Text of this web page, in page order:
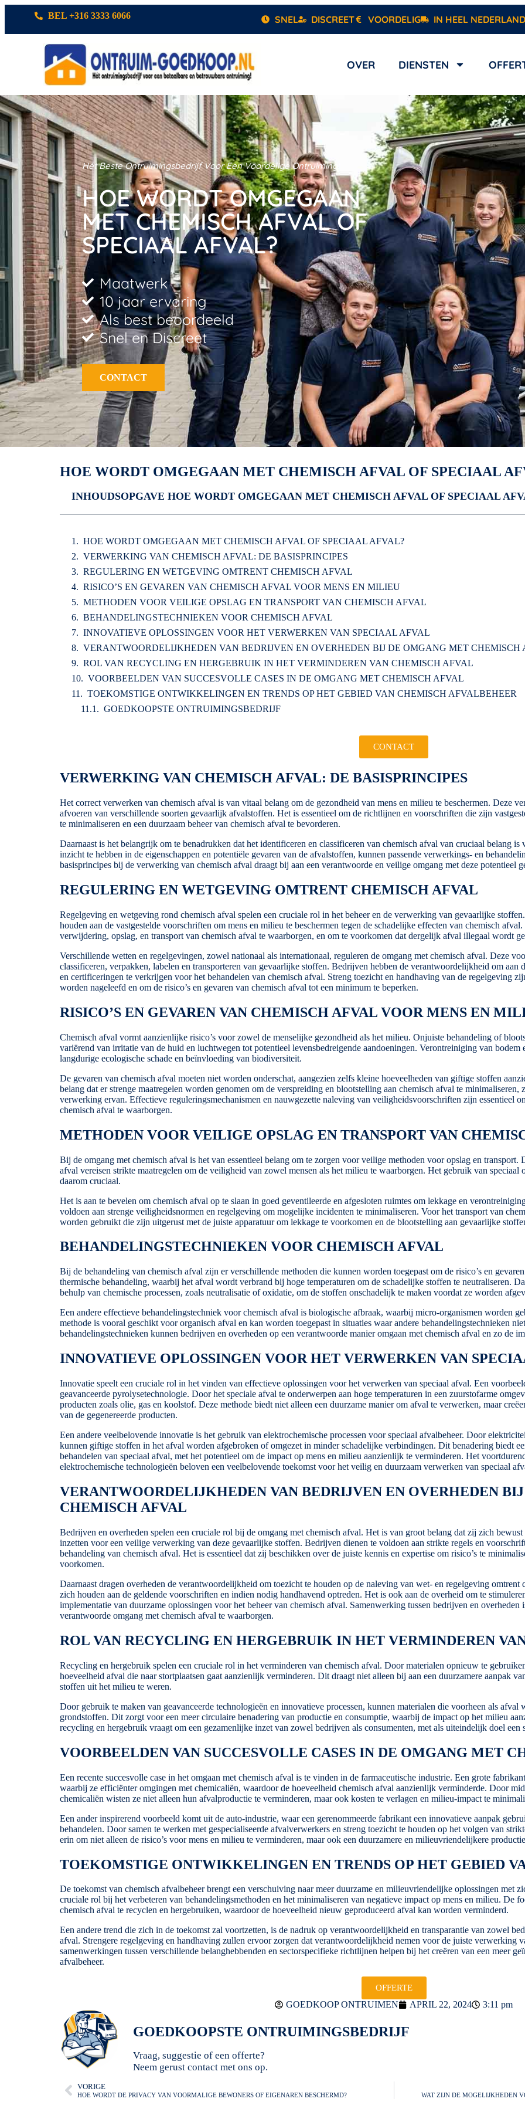
BEL +316 3333 6066 SNEL DISCREET VOORDELIG IN HEEL NEDERLAND
OVER DIENSTEN
Hét Beste Ontruimingsbedrijf Voor Een Voordelige Ontruiming!
HOE WORDT OMGEGAAN
MET CHEMISCH AFVAL OF
SPECIAAL AFVAL?
Maatwerk
10 jaar ervaring
Als best beoordeeld
Snel en Discreet
CONTACT
HOE WORDT OMGEGAAN MET CHEMISCH AFVAL OF SPECIAAL
INHOUDSOPGAVE HOE WORDT OMGEGAAN MET CHEMISCH AFVAL OF SPECIAAL
HOE WORDT OMGEGAAN MET CHEMISCH AFVAL OF SPECIAAL AFVAL?
VERWERKING VAN CHEMISCH AFVAL: DE BASISPRINCIPES
REGULERING EN WETGEVING OMTRENT CHEMISCH AFVAL
RISICO’S EN GEVAREN VAN CHEMISCH AFVAL VOOR MENS EN MILIEU
METHODEN VOOR VEILIGE OPSLAG EN TRANSPORT VAN CHEMISCH AFVAL
BEHANDELINGSTECHNIEKEN VOOR CHEMISCH AFVAL
INNOVATIEVE OPLOSSINGEN VOOR HET VERWERKEN VAN SPECIAAL AFVAL
VERANTWOORDELIJKHEDEN VAN BEDRIJVEN EN OVERHEDEN BIJ DE OMGANG MET CHEMISCH
ROL VAN RECYCLING EN HERGEBRUIK IN HET VERMINDEREN VAN CHEMISCH AFVAL
VOORBEELDEN VAN SUCCESVOLLE CASES IN DE OMGANG MET CHEMISCH AFVAL
TOEKOMSTIGE ONTWIKKELINGEN EN TRENDS OP HET GEBIED VAN CHEMISCH AFVALBEHEER
GOEDKOOPSTE ONTRUIMINGSBEDRIJF
CONTACT
VERWERKING VAN CHEMISCH AFVAL: DE BASISPRINCIPES
Het correct verwerken van chemisch afval is van vitaal belang om de gezondheid van mens en milieu te beschermen. Deze
afvoeren van verschillende soorten gevaarlijk afvalstoffen. Het is essentieel om de richtlijnen en voorschriften die zijn
te minimaliseren en een duurzaam beheer van chemisch afval te bevorderen.
Daarnaast is het belangrijk om te benadrukken dat het identificeren en classificeren van chemisch afval van cruciaal belang
inzicht te hebben in de eigenschappen en potentiële gevaren van de afvalstoffen, kunnen passende verwerkings- en
basisprincipes bij de verwerking van chemisch afval draagt bij aan een verantwoorde en veilige omgang met deze potentieel
REGULERING EN WETGEVING OMTRENT CHEMISCH AFVAL
Regelgeving en wetgeving rond chemisch afval spelen een cruciale rol in het beheer en de verwerking van gevaarlijke
houden aan de vastgestelde voorschriften om mens en milieu te beschermen tegen de schadelijke effecten van chemisch
verwijdering, opslag, en transport van chemisch afval te waarborgen, en om te voorkomen dat dergelijk afval illegaal wordt
Verschillende wetten en regelgevingen, zowel nationaal als internationaal, reguleren de omgang met chemisch afval. Deze
classificeren, verpakken, labelen en transporteren van gevaarlijke stoffen. Bedrijven hebben de verantwoordelijkheid om aan
en certificeringen te verkrijgen voor het behandelen van chemisch afval. Streng toezicht en handhaving van de regelgeving
worden nageleefd en om de risico’s en gevaren van chemisch afval tot een minimum te beperken.
RISICO’S EN GEVAREN VAN CHEMISCH AFVAL VOOR MENS EN
Chemisch afval vormt aanzienlijke risico’s voor zowel de menselijke gezondheid als het milieu. Onjuiste behandeling of
variërend van irritatie van de huid en luchtwegen tot potentieel levensbedreigende aandoeningen. Verontreiniging van
langdurige ecologische schade en beïnvloeding van biodiversiteit.
De gevaren van chemisch afval moeten niet worden onderschat, aangezien zelfs kleine hoeveelheden van giftige stoffen
belang dat er strenge maatregelen worden genomen om de verspreiding en blootstelling aan chemisch afval te
verwerking ervan. Effectieve reguleringsmechanismen en nauwgezette naleving van veiligheidsvoorschriften zijn essentieel
chemisch afval te waarborgen.
METHODEN VOOR VEILIGE OPSLAG EN TRANSPORT VAN
Bij de omgang met chemisch afval is het van essentieel belang om te zorgen voor veilige methoden voor opslag en transport.
afval vereisen strikte maatregelen om de veiligheid van zowel mensen als het milieu te waarborgen. Het gebruik van
daarom cruciaal.
Het is aan te bevelen om chemisch afval op te slaan in goed geventileerde en afgesloten ruimtes om lekkage en
voldoen aan strenge veiligheidsnormen en regelgeving om mogelijke incidenten te minimaliseren. Voor het transport van
worden gebruikt die zijn uitgerust met de juiste apparatuur om lekkage te voorkomen en de blootstelling aan gevaarlijke
BEHANDELINGSTECHNIEKEN VOOR CHEMISCH AFVAL
Bij de behandeling van chemisch afval zijn er verschillende methoden die kunnen worden toegepast om de risico’s en
thermische behandeling, waarbij het afval wordt verbrand bij hoge temperaturen om de schadelijke stoffen te neutraliseren.
behulp van chemische processen, zoals neutralisatie of oxidatie, om de stoffen onschadelijk te maken voordat ze worden
Een andere effectieve behandelingstechniek voor chemisch afval is biologische afbraak, waarbij micro-organismen worden
methode is vooral geschikt voor organisch afval en kan worden toegepast in situaties waar andere behandelingstechnieken
behandelingstechnieken kunnen bedrijven en overheden op een verantwoorde manier omgaan met chemisch afval en zo de
INNOVATIEVE OPLOSSINGEN VOOR HET VERWERKEN VAN
Innovatie speelt een cruciale rol in het vinden van effectieve oplossingen voor het verwerken van speciaal afval. Een
geavanceerde pyrolysetechnologie. Door het speciale afval te onderwerpen aan hoge temperaturen in een zuurstofarme
producten zoals olie, gas en koolstof. Deze methode biedt niet alleen een duurzame manier om afval te verwerken, maar
van de gegenereerde producten.
Een andere veelbelovende innovatie is het gebruik van elektrochemische processen voor speciaal afvalbeheer. Door
kunnen giftige stoffen in het afval worden afgebroken of omgezet in minder schadelijke verbindingen. Dit benadering biedt
behandelen van speciaal afval, met het potentieel om de impact op mens en milieu aanzienlijk te verminderen. Het
elektrochemische technologieën beloven een veelbelovende toekomst voor het veilig en duurzaam verwerken van speciaal
VERANTWOORDELIJKHEDEN VAN BEDRIJVEN EN OVERHEDEN
CHEMISCH AFVAL
Bedrijven en overheden spelen een cruciale rol bij de omgang met chemisch afval. Het is van groot belang dat zij zich
inzetten voor een veilige verwerking van deze gevaarlijke stoffen. Bedrijven dienen te voldoen aan strikte regels en
behandeling van chemisch afval. Het is essentieel dat zij beschikken over de juiste kennis en expertise om risico’s te
voorkomen.
Daarnaast dragen overheden de verantwoordelijkheid om toezicht te houden op de naleving van wet- en regelgeving
zich houden aan de geldende voorschriften en indien nodig handhavend optreden. Het is ook aan de overheid om te
implementatie van duurzame oplossingen voor het beheer van chemisch afval. Samenwerking tussen bedrijven en overheden
verantwoorde omgang met chemisch afval te waarborgen.
ROL VAN RECYCLING EN HERGEBRUIK IN HET VERMINDEREN
Recycling en hergebruik spelen een cruciale rol in het verminderen van chemisch afval. Door materialen opnieuw te
hoeveelheid afval die naar stortplaatsen gaat aanzienlijk verminderen. Dit draagt niet alleen bij aan een duurzamere aanpak
stoffen uit het milieu te weren.
Door gebruik te maken van geavanceerde technologieën en innovatieve processen, kunnen materialen die voorheen als
grondstoffen. Dit zorgt voor een meer circulaire benadering van productie en consumptie, waarbij de impact op het milieu
recycling en hergebruik vraagt om een gezamenlijke inzet van zowel bedrijven als consumenten, met als uiteindelijk doel een
VOORBEELDEN VAN SUCCESVOLLE CASES IN DE OMGANG MET
Een recente succesvolle case in het omgaan met chemisch afval is te vinden in de farmaceutische industrie. Een grote
waarbij ze efficiënter omgingen met chemicaliën, waardoor de hoeveelheid chemisch afval aanzienlijk verminderde. Door
chemicaliën wisten ze niet alleen hun afvalproductie te verminderen, maar ook kosten te verlagen en milieu-impact te
Een ander inspirerend voorbeeld komt uit de auto-industrie, waar een gerenommeerde fabrikant een innovatieve aanpak
behandelen. Door samen te werken met gespecialiseerde afvalverwerkers en streng toezicht te houden op het volgen van
erin om niet alleen de risico’s voor mens en milieu te verminderen, maar ook een duurzamere en milieuvriendelijkere
TOEKOMSTIGE ONTWIKKELINGEN EN TRENDS OP HET GEBIED
De toekomst van chemisch afvalbeheer brengt een verschuiving naar meer duurzame en milieuvriendelijke oplossingen met
cruciale rol bij het verbeteren van behandelingsmethoden en het minimaliseren van negatieve impact op mens en milieu. De
chemisch afval te recyclen en hergebruiken, waardoor de hoeveelheid nieuw geproduceerd afval kan worden verminderd.
Een andere trend die zich in de toekomst zal voortzetten, is de nadruk op verantwoordelijkheid en transparantie van zowel
afval. Strengere regelgeving en handhaving zullen ervoor zorgen dat verantwoordelijkheid nemen voor de juiste verwerking
samenwerkingen tussen verschillende belanghebbenden en sectorspecifieke richtlijnen helpen bij het creëren van een meer
afvalbeheer.
OFFERTE
GOEDKOOP ONTRUIMEN APRIL 22, 2024 3:11 pm
GOEDKOOPSTE ONTRUIMINGSBEDRIJF
Vraag, suggestie of een offerte?
Neem gerust contact met ons op.
VORIGE
HOE WORDT DE PRIVACY VAN VOORMALIGE BEWONERS OF EIGENAREN BESCHERMD? WAT ZIJN DE MOGELIJKHEDEN